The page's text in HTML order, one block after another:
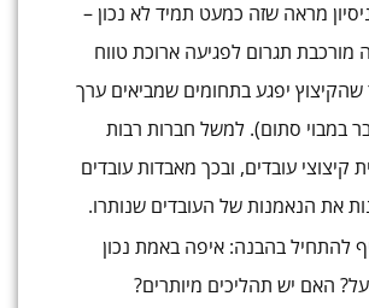
מראה שזה כמעט תמיד לא נכון –
תגרום לפגיעה ארוכת טווח
יפגע בתחומים שמביאים ערך
במבוי סתום). למשל חברות רבות
קיצוצי עובדים, ובכך מאבדות עובדים
את הנאמנות של העובדים שנותרו.
להתחיל בהבנה: איפה באמת נכון
האם יש תהליכים מיותרים?